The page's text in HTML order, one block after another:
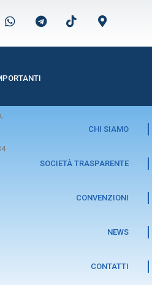
CHI SIAMO
SOCIETÀ TRASPARENTE
CONVENZIONI
NEWS
CONTATTI